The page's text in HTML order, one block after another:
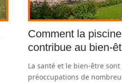
Comment la
contribue au bien-
La santé et le bien-être
préoccupations de